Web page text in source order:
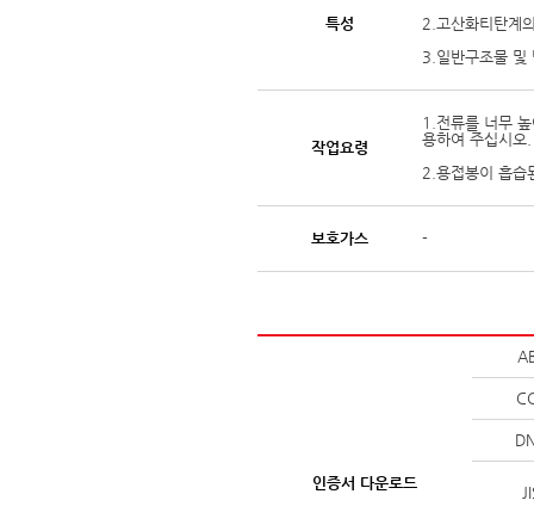
특성
2.고산화티탄계
3.일반구조물 및
작업요령
1.전류를 너무
용하여 주십시오.
2.용접봉이 흡
보호가스 -
인증서 다운로드